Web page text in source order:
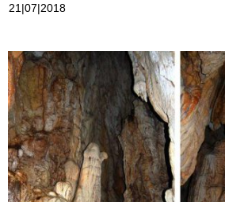
21|07|2018